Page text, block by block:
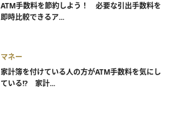
ATM手数料を節約しよう！ 必要な引出手数料を
即時比較できるア...
マネー
家計簿を付けている人の方がATM手数料を気にし
ている!? 家計...